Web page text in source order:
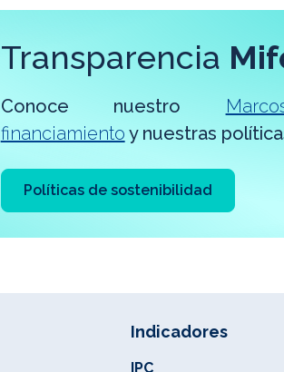
Transparencia
Conoce nuestro
financiamiento y nuestras
Políticas de sostenibilidad
Indicadores
IPC